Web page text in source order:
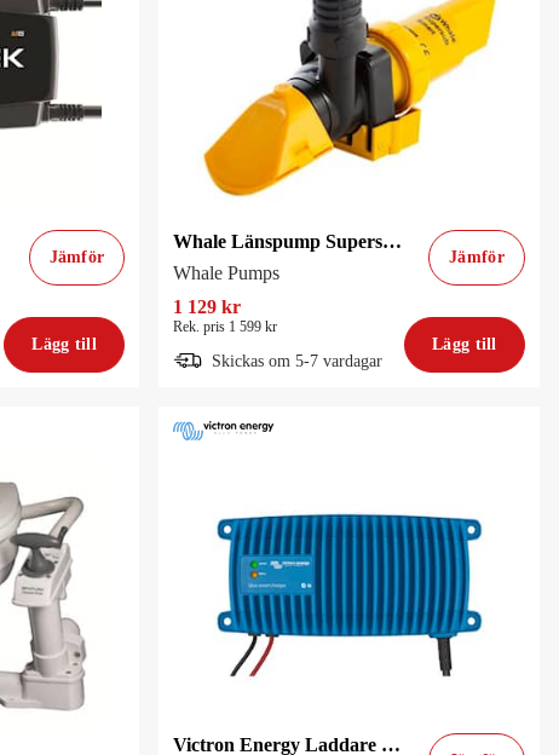
Jämför
Lägg till
Whale Länspump Supersub 650 Auto
Whale Pumps
Jämför
1 129 kr
Rek. pris 1 599 kr
Skickas om 5-7 vardagar
Lägg till
Victron Energy Laddare Blue Smart 12V/13A IP67 (vattentät) med Bluetooth